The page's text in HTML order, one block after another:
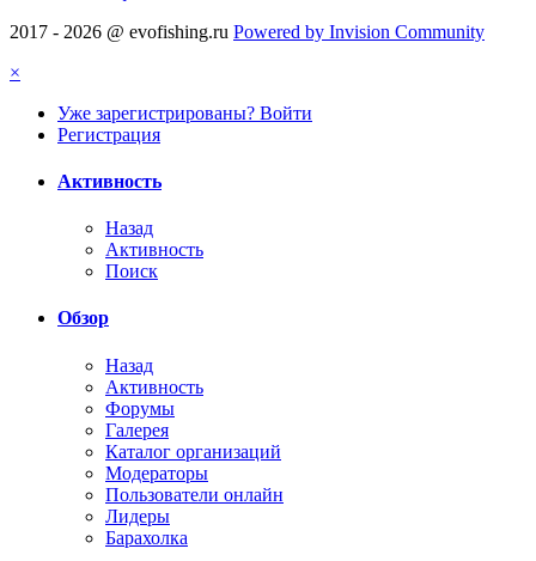
2017 - 2026 @ evofishing.ru Powered by Invision Community
×
Уже зарегистрированы? Войти
Регистрация
Активность
Назад
Активность
Поиск
Обзор
Назад
Активность
Форумы
Галерея
Каталог организаций
Модераторы
Пользователи онлайн
Лидеры
Барахолка